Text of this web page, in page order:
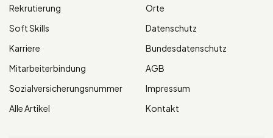
Rekrutierung
Soft Skills
Karriere
Mitarbeiterbindung
Sozialversicherungsnummer
Alle Artikel
Orte
Datenschutz
Bundesdatenschutz
AGB
Impressum
Kontakt